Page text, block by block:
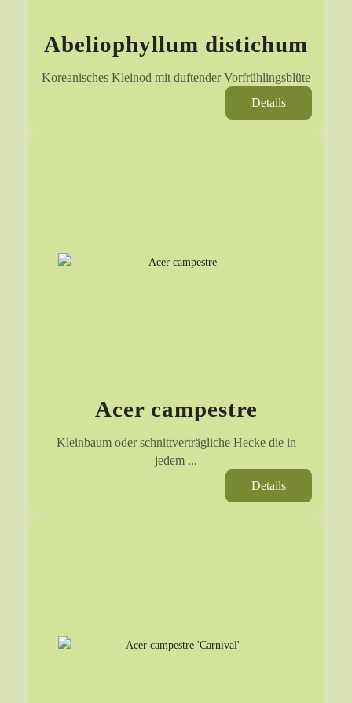
Abeliophyllum distichum
Koreanisches Kleinod mit duftender Vorfrühlingsblüte
Details
Acer campestre
Kleinbaum oder schnittverträgliche Hecke die in
jedem ...
Details